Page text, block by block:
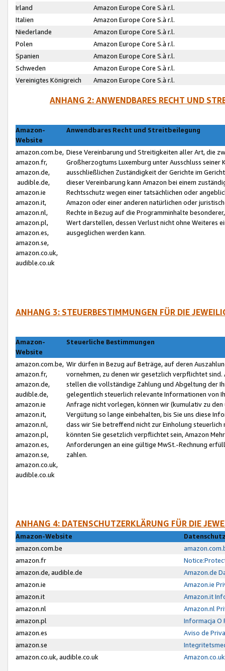
Irland
Amazon Europe Core S.à r.l.
Italien
Amazon Europe Core S.à r.l.
Niederlande
Amazon Europe Core S.à r.l.
Polen
Amazon Europe Core S.à r.l.
Spanien
Amazon Europe Core S.à r.l.
Schweden
Amazon Europe Core S.à r.l.
Vereinigtes Königreich
Amazon Europe Core S.à r.l.
ANHANG 2: ANWENDBARES RECHT UND
Amazon-
Website
Anwendbares Recht und Streitbeilegung
amazon.com.be,
amazon.fr,
amazon.de,
audible.de,
amazon.ie
amazon.it,
amazon.nl,
amazon.pl,
amazon.es,
amazon.se,
amazon.co.uk,
audible.co.uk
Diese Vereinbarung und Streitigkeiten aller Art, die
Großherzogtums Luxemburg unter Ausschluss
ausschließlichen Zuständigkeit der Gerichte im
dieser Vereinbarung kann Amazon bei einem
Rechtsschutz wegen einer tatsächlichen oder
Amazon oder einer anderen natürlichen oder
Rechte in Bezug auf die Programminhalte
Wert darstellen, dessen Verlust nicht ohne Weiteres
ausgeglichen werden kann.
ANHANG 3: STEUERBESTIMMUNGEN FÜR DIE
Amazon-
Website
Steuerliche Bestimmungen
amazon.com.be,
amazon.fr,
amazon.de,
audible.de,
amazon.ie
amazon.it,
amazon.nl,
amazon.pl,
amazon.es,
amazon.se,
amazon.co.uk,
audible.co.uk
Wir dürfen in Bezug auf Beträge, auf deren
vornehmen, zu denen wir gesetzlich verpflichtet
stellen die vollständige Zahlung und Abgeltung der
gelegentlich steuerlich relevante Informationen von
Anfrage nicht vorlegen, können wir (kumulativ zu
Vergütung so lange einbehalten, bis Sie uns diese
dass wir Sie betreffend nicht zur Einholung
könnten Sie gesetzlich verpflichtet sein, Amazon
Anforderungen an eine gültige MwSt.-Rechnung
zahlen.
ANHANG 4: DATENSCHUTZERKLÄRUNG FÜR DIE
Amazon-Website
amazon.com.be
amazon.fr
amazon.de, audible.de
Amazon.de
amazon.ie
Amazon.ie
amazon.it
Amazon.it
amazon.nl
Amazon.nl
amazon.pl
Informacja O
amazon.es
Aviso de
amazon.se
amazon.co.uk, audible.co.uk